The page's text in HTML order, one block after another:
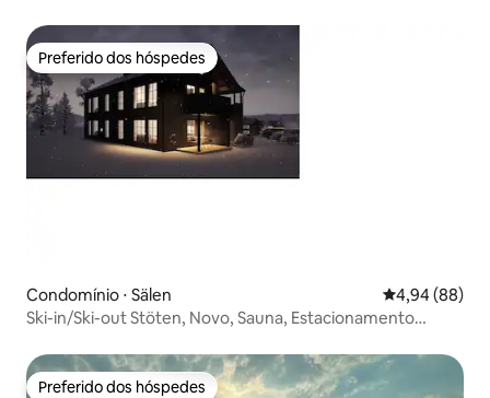
Preferido dos hóspedes
Preferido dos hóspedes
Condomínio ⋅ Sälen 4,94 de uma
4,94 (88)
Ski-in/Ski-out Stöten, Novo, Sauna, Estacionamento
Preferido dos hóspedes